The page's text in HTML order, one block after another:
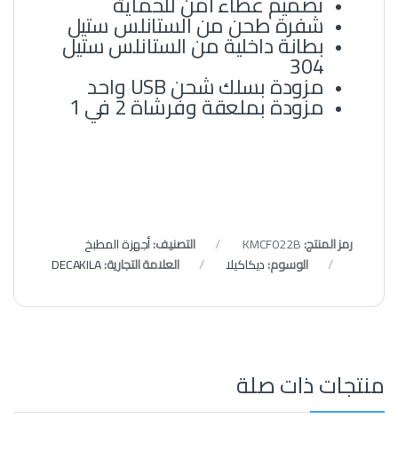
شفرة طحن من الستانلس ستيل
بطانة داخلية من الستانلس ستيل
304
مزودة بسلك شحن USB واحد
مزودة بملعقة وفرشاة 2 في 1
رمز المنتج:KMCF022B التصنيف:أجهزة المطبخ
الوسوم:ديكاكيلا العلامة التجارية:DECAKILA
منتجات ذات صلة